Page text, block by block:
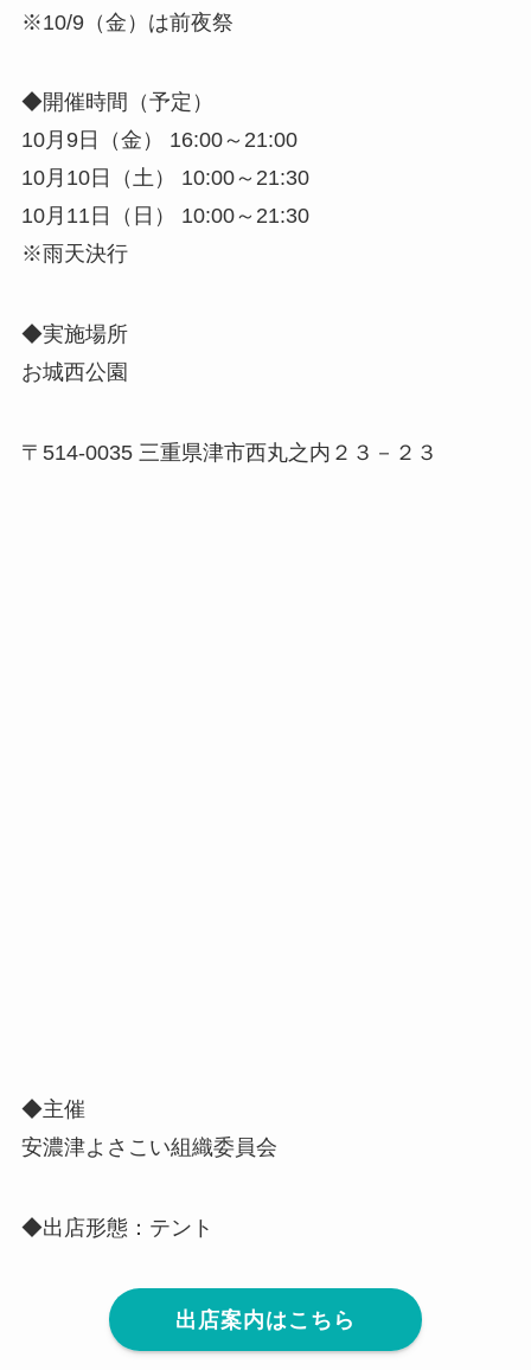
※10/9（金）は前夜祭
◆開催時間（予定）
10月9日（金） 16:00～21:00
10月10日（土） 10:00～21:30
10月11日（日） 10:00～21:30
※雨天決行
◆実施場所
お城西公園
〒514-0035 三重県津市西丸之内２３－２３
◆主催
安濃津よさこい組織委員会
◆出店形態：テント
出店案内はこちら